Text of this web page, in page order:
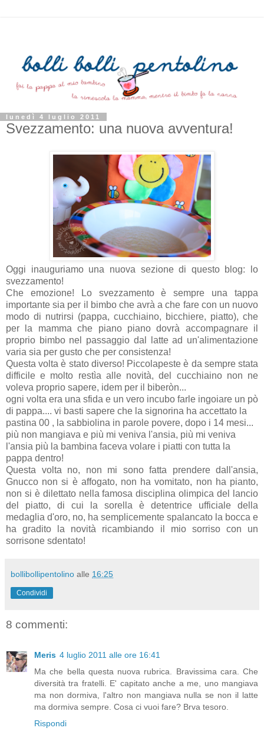
lunedì 4 luglio 2011
Svezzamento: una nuova avventura!
Oggi inauguriamo una nuova sezione di questo blog: lo
svezzamento!
Che emozione! Lo svezzamento è sempre una tappa
importante sia per il bimbo che avrà a che fare con un nuovo
modo di nutrirsi (pappa, cucchiaino, bicchiere, piatto), che
per la mamma che piano piano dovrà accompagnare il
proprio bimbo nel passaggio dal latte ad un'alimentazione
varia sia per gusto che per consistenza!
Questa volta è stato diverso! Piccolapeste è da sempre stata
difficile e molto restìa alle novità, del cucchiaino non ne
voleva proprio sapere, idem per il biberòn...
ogni volta era una sfida e un vero incubo farle ingoiare un pò
di pappa.... vi basti sapere che la signorina ha accettato la
pastina 00 , la sabbiolina in parole povere, dopo i 14 mesi...
più non mangiava e più mi veniva l'ansia, più mi veniva
l'ansia più la bambina faceva volare i piatti con tutta la
pappa dentro!
Questa volta no, non mi sono fatta prendere dall'ansia,
Gnucco non si è affogato, non ha vomitato, non ha pianto,
non si è dilettato nella famosa disciplina olimpica del lancio
del piatto, di cui la sorella è detentrice ufficiale della
medaglia d'oro, no, ha semplicemente spalancato la bocca e
ha gradito la novità ricambiando il mio sorriso con un
sorrisone sdentato!
bollibollipentolino alle 16:25
Condividi
8 commenti:
Meris 4 luglio 2011 alle ore 16:41
Ma che bella questa nuova rubrica. Bravissima cara. Che
diversità tra fratelli. E' capitato anche a me, uno mangiava
ma non dormiva, l'altro non mangiava nulla se non il latte
ma dormiva sempre. Cosa ci vuoi fare? Brva tesoro.
Rispondi